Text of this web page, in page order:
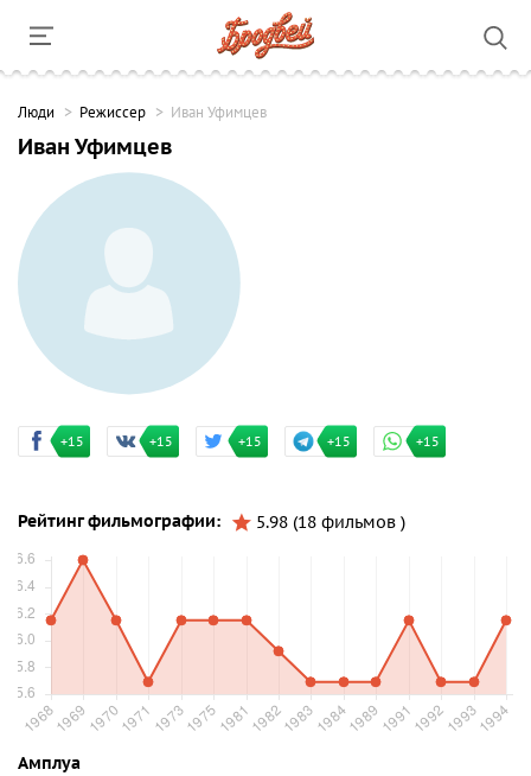
Люди Режиссер Иван Уфимцев
Иван Уфимцев
+15 +15 +15 +15 +15
Рейтинг фильмографии: 5.98 (18 фильмов )
Амплуа